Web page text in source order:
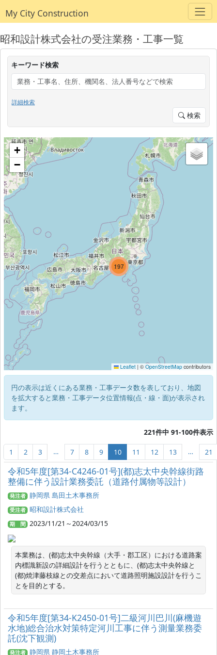
My City Construction
昭和設計株式会社の受注業務・工事一覧
キーワード検索
詳細検索
検索
3
214
197
+
−
Leaflet | © OpenStreetMap contributors
円の表示は近くにある業務・工事データ数を表しており、地図
を拡大すると業務・工事データ位置情報(点・線・面)が表示され
ます。
221件中 91-100件表示
1 2 3 … 7 8 9 10 11 12 13 … 21
令和5年度[第34-C4246-01号](都)志太中央幹線街路
整備に伴う設計業務委託（道路付属物等設計）
発注者 静岡県 島田土木事務所
受注者 昭和設計株式会社
期 間 2023/11/21～2024/03/15
本業務は、(都)志太中央幹線（大手・郡工区）における道路案
内標識新設の詳細設計を行うとともに、(都)志太中央幹線と
(都)焼津藤枝線との交差点において道路照明施設設計を行うこ
とを目的とする。
令和5年度[第34-K2450-01号]二級河川巴川(麻機遊
水地)総合治水対策特定河川工事に伴う測量業務委
託(沈下観測)
発注者 静岡県 静岡土木事務所